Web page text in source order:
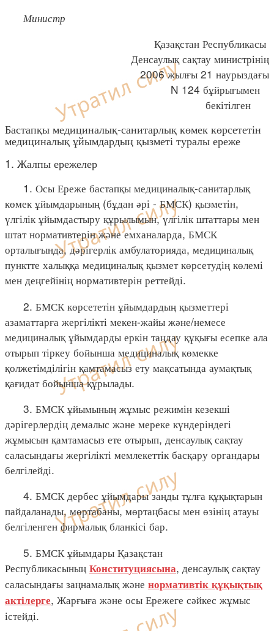
Министр
Қазақстан Республикасы
Денсаулық сақтау министрінің
2006 жылғы 21 наурыздағы
N 124 бұйрығымен
бекітілген
Бастапқы медициналық-санитарлық көмек көрсететін
медициналық ұйымдардың қызметі туралы ереже
1. Жалпы ережелер
1. Осы Ереже бастапқы медициналық-санитарлық
көмек ұйымдарының (бұдан әрі - БМСК) қызметін,
үлгілік ұйымдастыру құрылымын, үлгілік штаттары мен
штат нормативтерін және емханаларда, БМСК
орталығында, дәрігерлік амбулаторияда, медициналық
пунктте халыққа медициналық қызмет көрсетудің көлемі
мен деңгейінің нормативтерін реттейді.
2. БМСК көрсететін ұйымдардың қызметтері
азаматтарға жергілікті мекен-жайы және/немесе
медициналық ұйымдарды еркін таңдау құқығы есепке ала
отырып тіркеу бойынша медициналық көмекке
қолжетімділігін қамтамасыз ету мақсатында аумақтық
қағидат бойынша құрылады.
3. БМСК ұйымының жұмыс режимін кезекші
дәрігерлердің демалыс және мереке күндеріндегі
жұмысын қамтамасыз ете отырып, денсаулық сақтау
саласындағы жергілікті мемлекеттік басқару органдары
белгілейді.
4. БМСК дербес ұйымдары заңды тұлға құқықтарын
пайдаланады, мөртабаны, мөртаңбасы мен өзінің атауы
белгіленген фирмалық бланкісі бар.
5. БМСК ұйымдары Қазақстан
Республикасының Конституциясына, денсаулық сақтау
саласындағы заңнамалық және нормативтік құқықтық
актілерге, Жарғыға және осы Ережеге сәйкес жұмыс
істейді.